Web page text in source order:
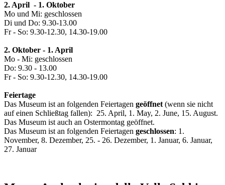
2. April - 1. Oktober
Mo und Mi: geschlossen
Di und Do: 9.30-13.00
Fr - So: 9.30-12.30, 14.30-19.00
2. Oktober - 1. April
Mo - Mi: geschlossen
Do: 9.30 - 13.00
Fr - So: 9.30-12.30, 14.30-19.00
Feiertage
Das Museum ist an folgenden Feiertagen geöffnet(wenn sie nicht
auf einen Schließtag fallen): 25. April, 1. May, 2. June, 15. August.
Das Museum ist auch an Ostermontag geöffnet.
Das Museum ist an folgenden Feiertagen geschlossen: 1.
November, 8. Dezember, 25. - 26. Dezember, 1. Januar, 6. Januar,
27. Januar